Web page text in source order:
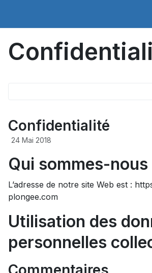
Confidentialité
24 Mai 2018
Qui sommes-nous
L’adresse de notre site Web est :
plongee.com
Utilisation des
personnelles